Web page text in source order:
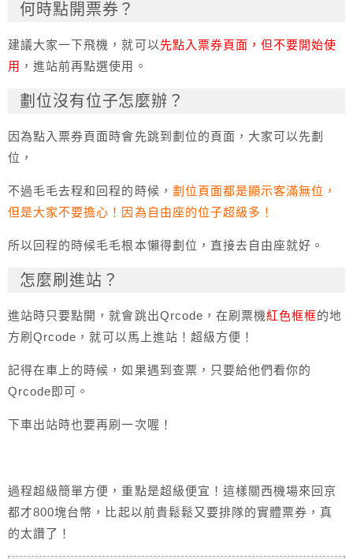
何時點開票券？
建議大家一下飛機，就可以先點入票券頁面，但不要開始使
用 ，進站前再點選使用。
劃位沒有位子怎麼辦？
因為點入票券頁面時會先跳到劃位的頁面，大家可以先劃
位，
不過毛毛去程和回程的時候， 劃位頁面都是顯示客滿無位，
但是大家不要擔心！因為自由座的位子超級多！
所以回程的時候毛毛根本懶得劃位，直接去自由座就好。
怎麼刷進站？
進站時只要點開，就會跳出Qrcode，在刷票機紅色框框的地
方刷Qrcode，就可以馬上進站！超級方便！
記得在車上的時候，如果遇到查票，只要給他們看你的
Qrcode即可。
下車出站時也要再刷一次喔！
過程超級簡單方便，重點是超級便宜！這樣關西機場來回京
都才800塊台幣，比起以前貴鬆鬆又要排隊的實體票券，真
的太讚了！